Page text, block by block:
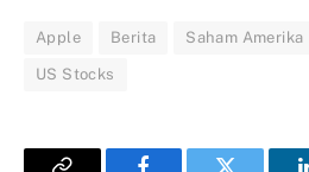
Apple Berita Saham Amerika
US Stocks